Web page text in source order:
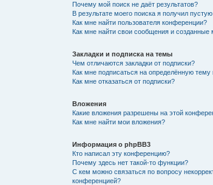
Почему мой поиск не даёт результатов?
В результате моего поиска я получил
Как мне найти пользователя конференции?
Как мне найти свои сообщения и
Закладки и подписка на темы
Чем отличаются закладки от подписки?
Как мне подписаться на определённую
Как мне отказаться от подписки?
Вложения
Какие вложения разрешены на этой
Как мне найти мои вложения?
Информация о phpBB3
Кто написал эту конференцию?
Почему здесь нет такой-то функции?
С кем можно связаться по вопросу
конференцией?